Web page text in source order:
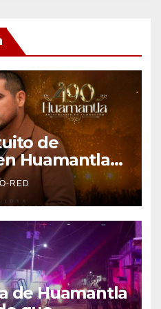
de
Huamantla
el Recinto
RED
de Huamantla